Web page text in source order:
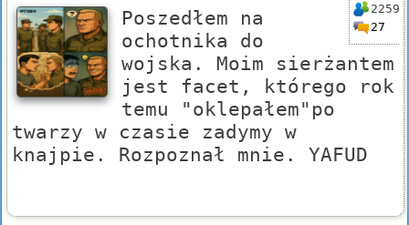
2259
27
Poszedłem na
ochotnika do
wojska. Moim sierżantem
jest facet, którego rok
temu "oklepałem"po
twarzy w czasie zadymy w
knajpie. Rozpoznał mnie. YAFUD